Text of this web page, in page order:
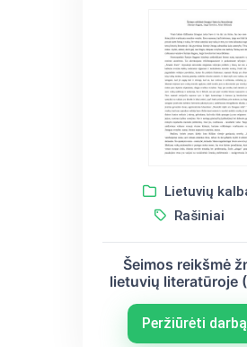
Lietuvių
Rašiniai
Šeimos reikšmė
lietuvių literatūroje
Jonas
Peržiūrėti darbą